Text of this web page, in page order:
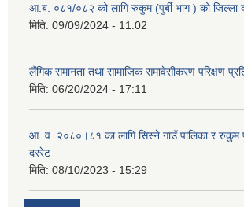
आ.ब. ०८१/०८२ को लागि रुकुम (पुर्बी भाग ) को जिल्ला
मिति: 09/09/2024 - 11:02
लैंगिक समानता तथा सामाजिक समावेसीकरण परिक्षण
मिति: 06/20/2024 - 17:11
आ. व. २०८०।८१ का लागि सिस्ने गाउँ पालिका र रुकुम
दररेट
मिति: 08/10/2023 - 15:29